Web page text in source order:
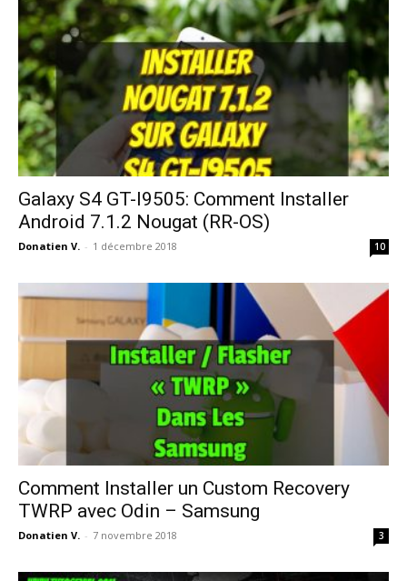
Galaxy S4 GT-I9505: Comment Installer
Android 7.1.2 Nougat (RR-OS)
Donatien V. - 1 décembre 2018 10
Comment Installer un Custom Recovery
TWRP avec Odin – Samsung
Donatien V. - 7 novembre 2018 3